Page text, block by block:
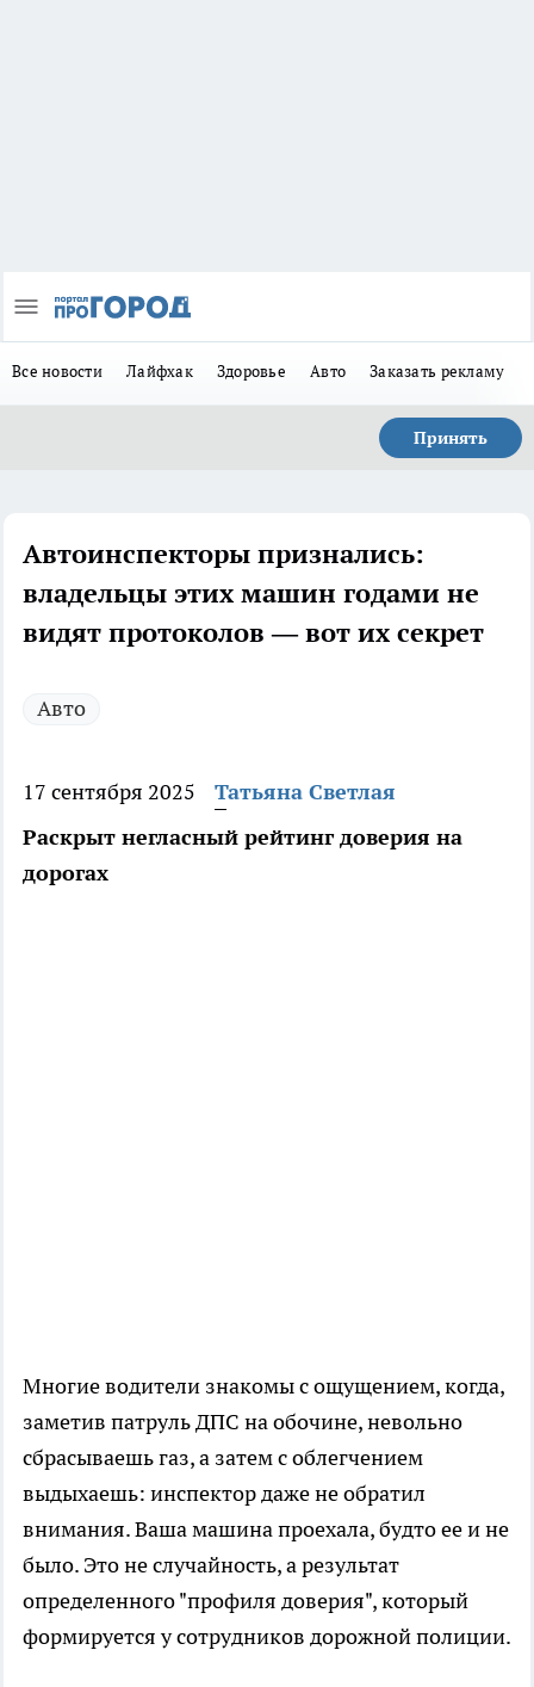
Все новости Лайфхак Здоровье Авто Заказать рекламу
Принять
Автоинспекторы признались:
владельцы этих машин годами не
видят протоколов — вот их секрет
Авто
17 сентября 2025
Татьяна Светлая
Раскрыт негласный рейтинг доверия на
дорогах
Многие водители знакомы с ощущением, когда,
заметив патруль ДПС на обочине, невольно
сбрасываешь газ, а затем с облегчением
выдыхаешь: инспектор даже не обратил
внимания. Ваша машина проехала, будто ее и не
было. Это не случайность, а результат
определенного "профиля доверия", который
формируется у сотрудников дорожной полиции.